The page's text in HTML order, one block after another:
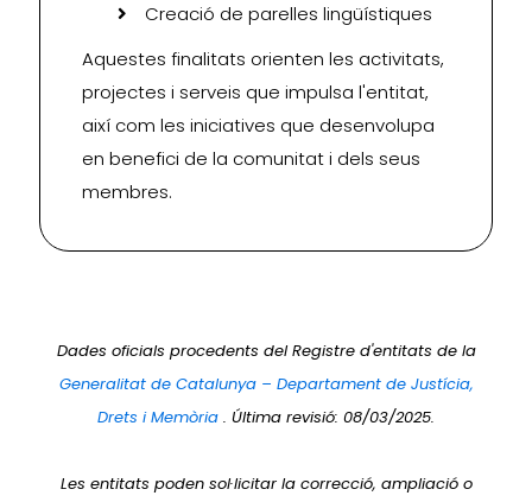
Creació de parelles lingüístiques
Aquestes finalitats orienten les activitats,
projectes i serveis que impulsa l'entitat,
així com les iniciatives que desenvolupa
en benefici de la comunitat i dels seus
membres.
Dades oficials procedents del Registre d'entitats de la
Generalitat de Catalunya – Departament de Justícia,
Drets i Memòria . Última revisió: 08/03/2025.
Les entitats poden sol·licitar la correcció, ampliació o